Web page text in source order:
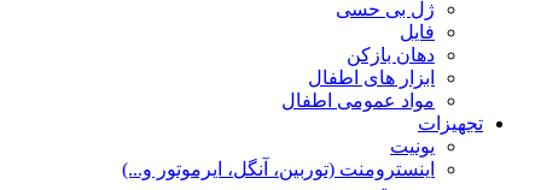
ژل بی حسی
فایل
دهان بازکن
ابزار های اطفال
مواد عمومی اطفال
تجهیزات
یونیت
اینسترومنت (توربین، آنگل، ایرموتور و...)